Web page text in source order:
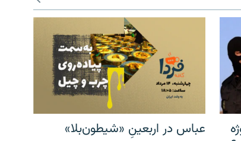
عباس در اربعینِ «شیطون‌بلا»